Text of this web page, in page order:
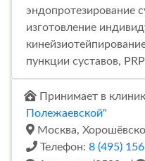
эндопротезирование
изготовление
пункции суставов,
Принимает в
Полежаевской"
Москва,
Телефон: 8 (495)